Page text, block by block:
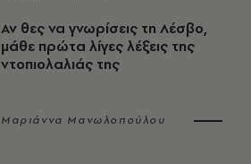
Αν θες να γνωρίσεις τη Λέσβο,
μάθε πρώτα λίγες λέξεις της
ντοπιολαλιάς της
Μαριάννα Μανωλοπούλου